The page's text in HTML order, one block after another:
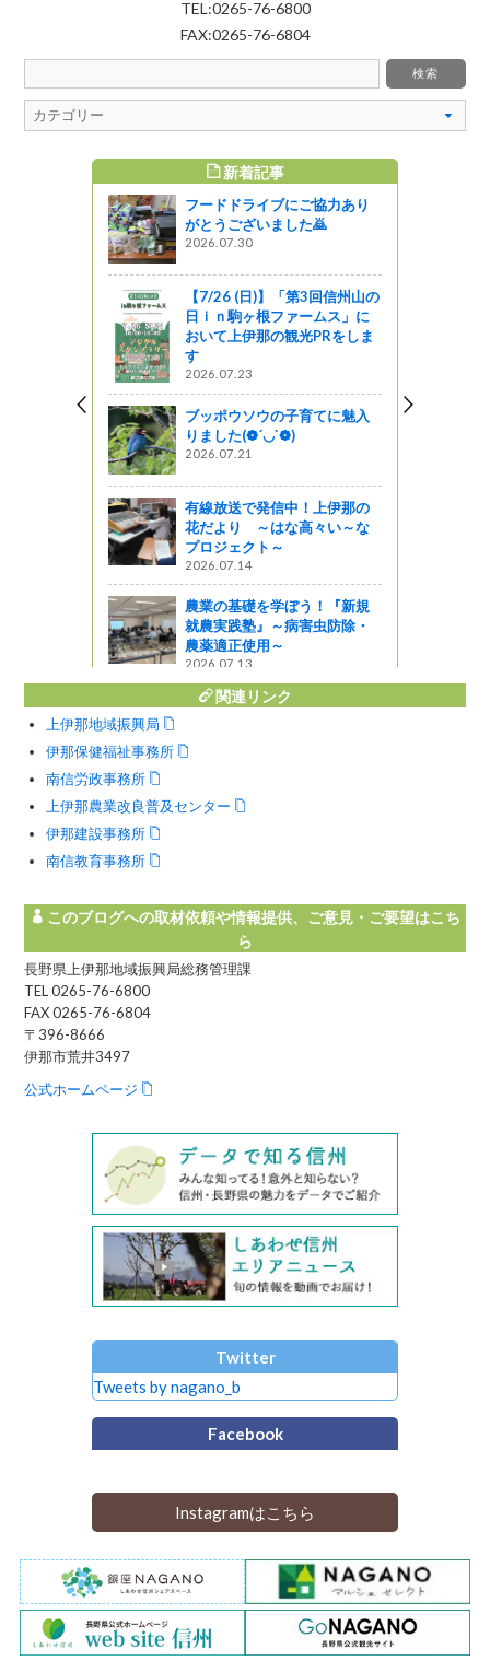
TEL:0265-76-6800
FAX:0265-76-6804
新着記事
フードドライブにご協力あり
がとうございました🙇
2026.07.30
【7/26 (日)】「第3回信州山の
日ｉｎ駒ヶ根ファームス」に
おいて上伊那の観光PRをしま
す
2026.07.23
ブッポウソウの子育てに魅入
りました(❁´◡`❁)
2026.07.21
有線放送で発信中！上伊那の
花だより ～はな高々い～な
プロジェクト～
2026.07.14
農業の基礎を学ぼう！『新規
就農実践塾』～病害虫防除・
農薬適正使用～
2026.07.13
関連リンク
上伊那地域振興局
伊那保健福祉事務所
南信労政事務所
上伊那農業改良普及センター
伊那建設事務所
南信教育事務所
このブログへの取材依頼や情報提供、ご意見・ご要望はこち
ら
長野県上伊那地域振興局総務管理課
TEL 0265-76-6800
FAX 0265-76-6804
〒396-8666
伊那市荒井3497
公式ホームページ
Twitter
Tweets by nagano_b
Facebook
Instagramはこちら